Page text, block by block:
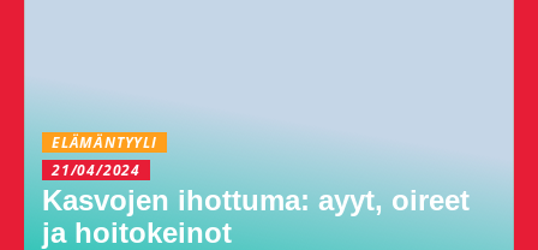
ELÄMÄNTYYLI
21/04/2024
Kasvojen ihottuma: ayyt, oireet
ja hoitokeinot